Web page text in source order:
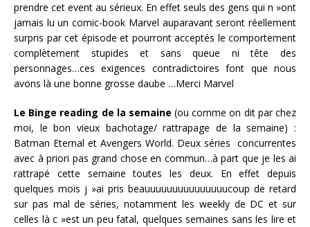
prendre cet event au sérieux. En effet seuls des gens qui n »ont
jamais lu un comic-book Marvel auparavant seront réellement
surpris par cet épisode et pourront acceptés le comportement
complètement stupides et sans queue ni tête des
personnages…ces exigences contradictoires font que nous
avons là une bonne grosse daube …Merci Marvel
Le Binge reading de la semaine (ou comme on dit par chez
moi, le bon vieux bachotage/ rattrapage de la semaine) :
Batman Eternal et Avengers World. Deux séries concurrentes
avec à priori pas grand chose en commun…à part que je les ai
rattrapé cette semaine toutes les deux. En effet depuis
quelques mois j »ai pris beauuuuuuuuuuuuuuucoup de retard
sur pas mal de séries, notamment les weekly de DC et sur
celles là c »est un peu fatal, quelques semaines sans les lire et